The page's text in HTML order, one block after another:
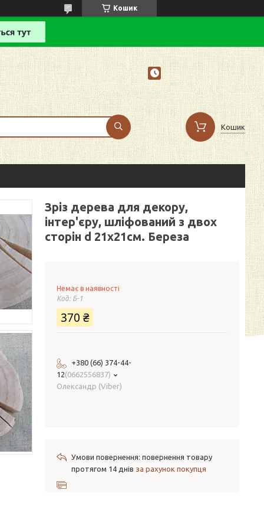
Кошик
Кошик
Зріз дерева для декору,
інтер'єру, шліфований з двох
сторін d 21х21см. Береза
Немає в наявності
Код: Б-1
370 ₴
+380 (66) 374-44-
12 0662556837
Олександр (Viber)
повернення товару
протягом 14 днів за рахунок покупця